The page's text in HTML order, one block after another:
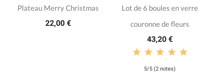
Plateau Merry Christmas
22,00 €
Lot de 6 boules en verre
couronne de fleurs
43,20 €
5/5 (2 notes)